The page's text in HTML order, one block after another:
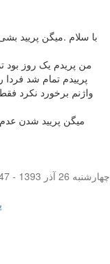
با سلام .میگن پریید
من پریدم یک روز بود
پرییدم تمام شد فردا
واژنم برخورد نکرد
میگن پریید شدن عدم
چهار‌شنبه 26 آذر 1393 - 14:47